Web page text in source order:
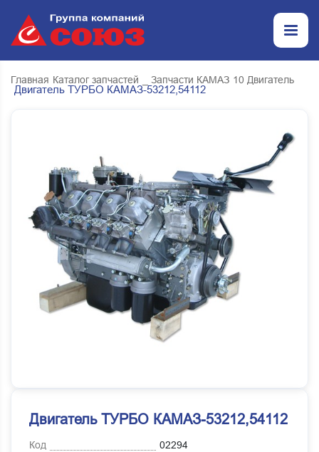
Главная Каталог запчастей _ Запчасти КАМАЗ 10 Двигатель
Двигатель ТУРБО КАМАЗ-53212,54112
Двигатель ТУРБО КАМАЗ-53212,54112
Код
02294